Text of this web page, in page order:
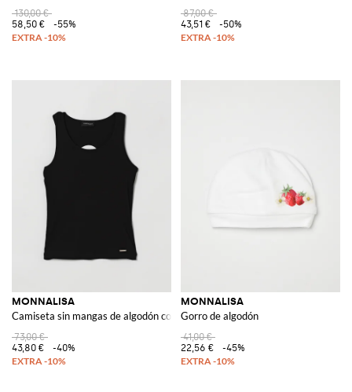
130,00 €
58,50 €
-55%
87,00 €
43,51 €
-50%
MONNALISA
Camiseta sin mangas de algodón con aberturas
73,00 €
43,80 €
-40%
MONNALISA
Gorro de algodón
41,00 €
22,56 €
-45%